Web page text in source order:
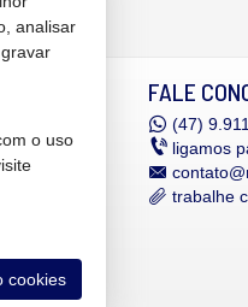
&
FALE
(47)
ligamos
trabalhe
analisar
o uso
cookies